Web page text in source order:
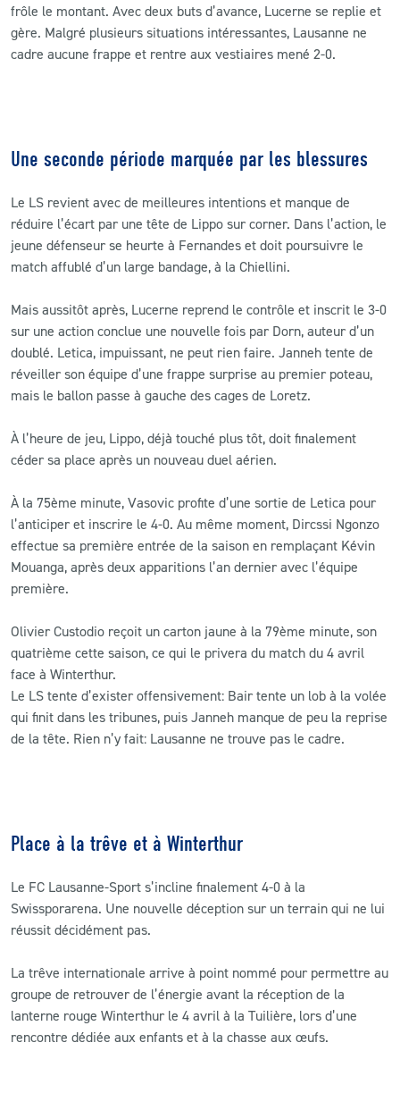
frôle le montant. Avec deux buts d’avance, Lucerne se replie et
gère. Malgré plusieurs situations intéressantes, Lausanne ne
cadre aucune frappe et rentre aux vestiaires mené 2-0.
Une seconde période marquée par les blessures
Le LS revient avec de meilleures intentions et manque de
réduire l’écart par une tête de Lippo sur corner. Dans l’action, le
jeune défenseur se heurte à Fernandes et doit poursuivre le
match affublé d’un large bandage, à la Chiellini.
Mais aussitôt après, Lucerne reprend le contrôle et inscrit le 3-0
sur une action conclue une nouvelle fois par Dorn, auteur d’un
doublé. Letica, impuissant, ne peut rien faire. Janneh tente de
réveiller son équipe d’une frappe surprise au premier poteau,
mais le ballon passe à gauche des cages de Loretz.
À l’heure de jeu, Lippo, déjà touché plus tôt, doit finalement
céder sa place après un nouveau duel aérien.
À la 75ème minute, Vasovic profite d’une sortie de Letica pour
l’anticiper et inscrire le 4-0. Au même moment, Dircssi Ngonzo
effectue sa première entrée de la saison en remplaçant Kévin
Mouanga, après deux apparitions l’an dernier avec l’équipe
première.
Olivier Custodio reçoit un carton jaune à la 79ème minute, son
quatrième cette saison, ce qui le privera du match du 4 avril
face à Winterthur.
Le LS tente d’exister offensivement: Bair tente un lob à la volée
qui finit dans les tribunes, puis Janneh manque de peu la reprise
de la tête. Rien n’y fait: Lausanne ne trouve pas le cadre.
Place à la trêve et à Winterthur
Le FC Lausanne-Sport s’incline finalement 4-0 à la
Swissporarena. Une nouvelle déception sur un terrain qui ne lui
réussit décidément pas.
La trêve internationale arrive à point nommé pour permettre au
groupe de retrouver de l’énergie avant la réception de la
lanterne rouge Winterthur le 4 avril à la Tuilière, lors d’une
rencontre dédiée aux enfants et à la chasse aux œufs.